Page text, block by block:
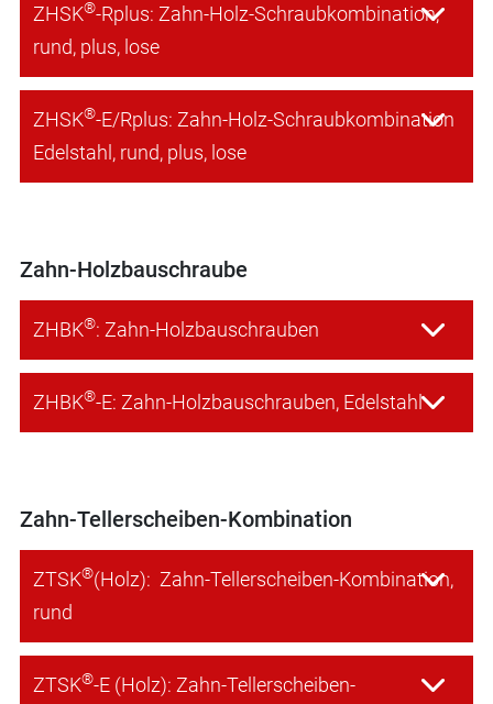
ZHSK®-Rplus: Zahn-Holz-Schraubkombination,
rund, plus, lose
ZHSK®-E/Rplus: Zahn-Holz-Schraubkombination
Edelstahl, rund, plus, lose
Zahn-Holzbauschraube
ZHBK®: Zahn-Holzbauschrauben
ZHBK®-E: Zahn-Holzbauschrauben, Edelstahl
Zahn-Tellerscheiben-Kombination
ZTSK®(Holz): Zahn-Tellerscheiben-Kombination,
rund
ZTSK®-E (Holz): Zahn-Tellerscheiben-